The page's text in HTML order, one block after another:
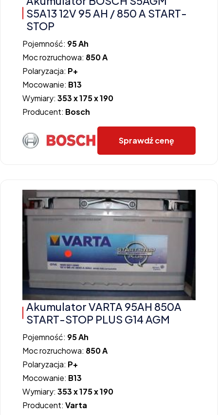
S5A13 12V 95 AH / 850 A START-
STOP
Pojemność: 95 Ah
Moc rozruchowa: 850 A
Polaryzacja: P+
Mocowanie: B13
Wymiary: 353 x 175 x 190
Producent: Bosch
Sprawdź cenę
Akumulator VARTA 95AH 850A
START-STOP PLUS G14 AGM
Pojemność: 95 Ah
Moc rozruchowa: 850 A
Polaryzacja: P+
Mocowanie: B13
Wymiary: 353 x 175 x 190
Producent: Varta